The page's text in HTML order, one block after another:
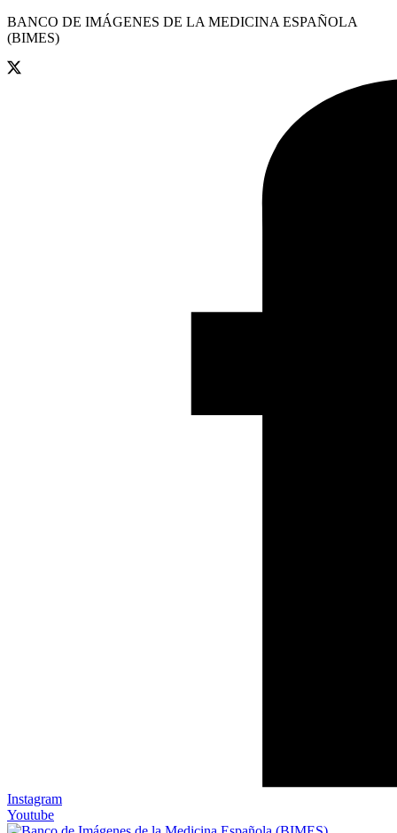
BANCO DE IMÁGENES DE LA MEDICINA ESPAÑOLA
(BIMES)
Instagram
Youtube